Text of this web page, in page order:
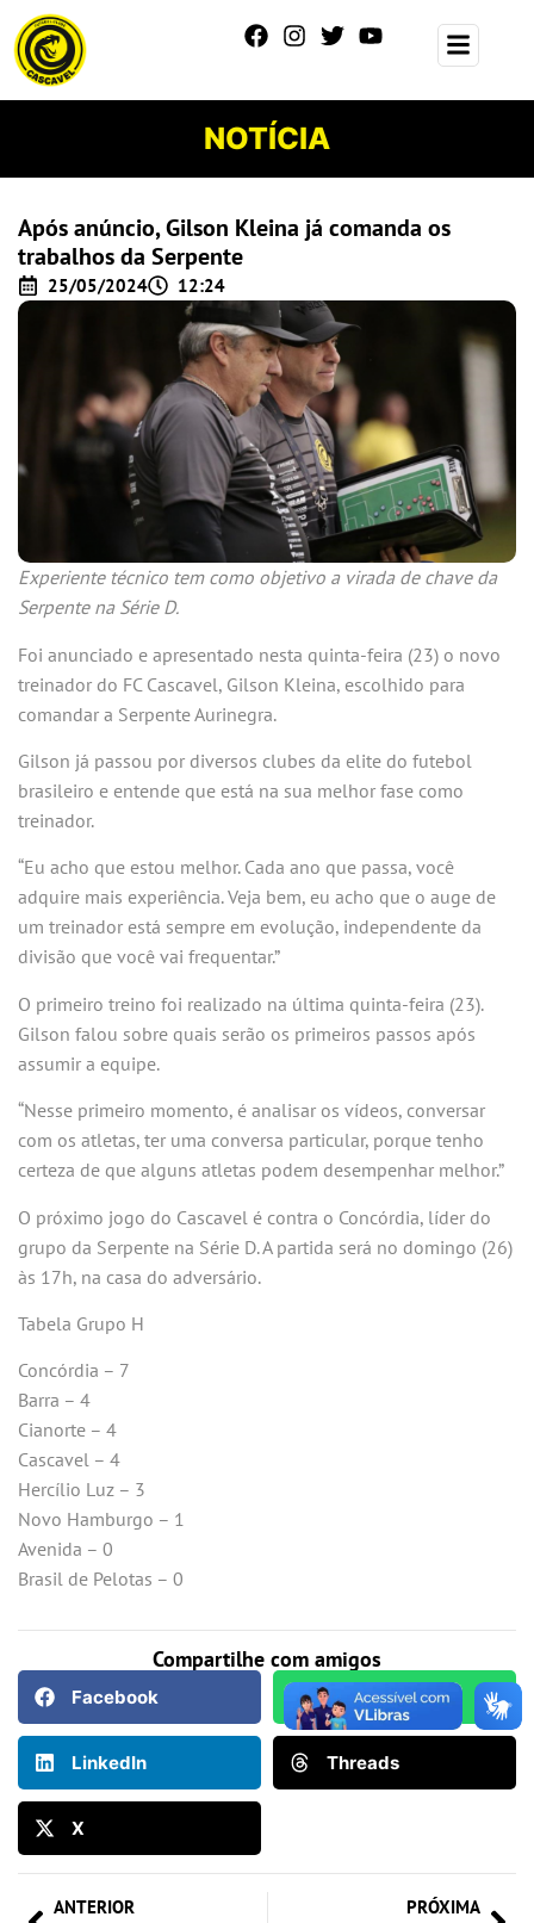
NOTÍCIA
Após anúncio, Gilson Kleina já comanda os
trabalhos da Serpente
25/05/2024 12:24
Experiente técnico tem como objetivo a virada de chave da
Serpente na Série D.
Foi anunciado e apresentado nesta quinta-feira (23) o novo
treinador do FC Cascavel, Gilson Kleina, escolhido para
comandar a Serpente Aurinegra.
Gilson já passou por diversos clubes da elite do futebol
brasileiro e entende que está na sua melhor fase como
treinador.
“Eu acho que estou melhor. Cada ano que passa, você
adquire mais experiência. Veja bem, eu acho que o auge de
um treinador está sempre em evolução, independente da
divisão que você vai frequentar.”
O primeiro treino foi realizado na última quinta-feira (23).
Gilson falou sobre quais serão os primeiros passos após
assumir a equipe.
“Nesse primeiro momento, é analisar os vídeos, conversar
com os atletas, ter uma conversa particular, porque tenho
certeza de que alguns atletas podem desempenhar melhor.”
O próximo jogo do Cascavel é contra o Concórdia, líder do
grupo da Serpente na Série D. A partida será no domingo (26)
às 17h, na casa do adversário.
Tabela Grupo H
Concórdia – 7
Barra – 4
Cianorte – 4
Cascavel – 4
Hercílio Luz – 3
Novo Hamburgo – 1
Avenida – 0
Brasil de Pelotas – 0
Compartilhe com amigos
Facebook WhatsApp
LinkedIn Threads
X
ANTERIOR PRÓXIMA